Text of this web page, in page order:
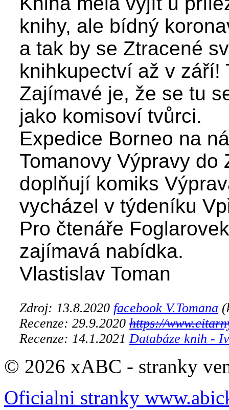
knihy, ale bídný
a tak by se Ztracené
knihkupectví až v září!
Zajímavé je, že se tu
jako komisoví tvůrci.
Expedice Borneo na
Tomanovy Výpravy do
doplňují komiks
vycházel v týdeníku
Pro čtenáře
zajímavá nabídka.
Vlastislav Toman
Zdroj: 13.8.2020 facebook V.Tomana
Recenze: 29.9.2020 https://
Recenze: 14.1.2021 Databáze knih -
© 2026 xABC - stranky
Oficialni stranky